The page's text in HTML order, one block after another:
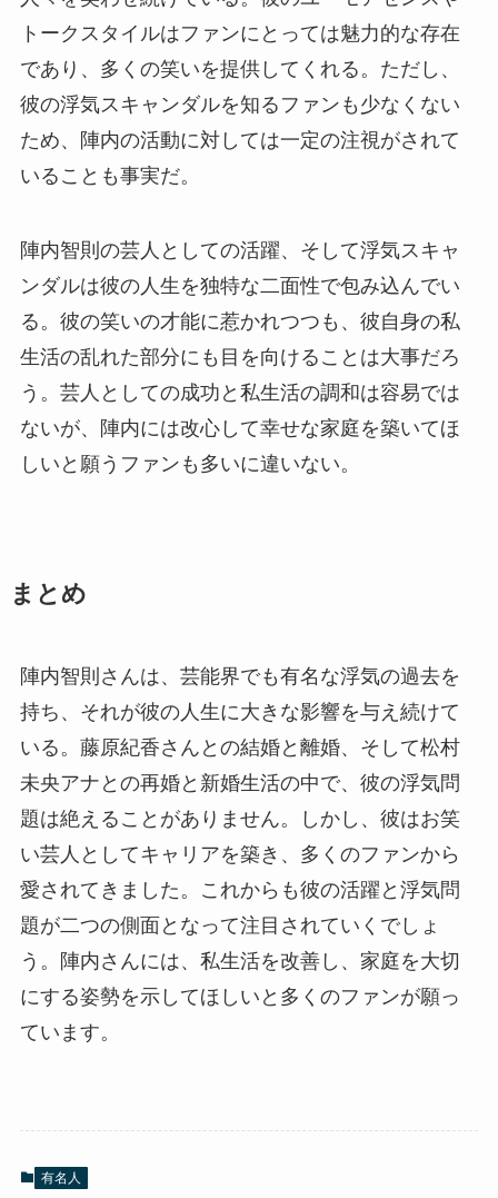
トークスタイルはファンにとっては魅力的な存在
であり、多くの笑いを提供してくれる。ただし、
彼の浮気スキャンダルを知るファンも少なくない
ため、陣内の活動に対しては一定の注視がされて
いることも事実だ。
陣内智則の芸人としての活躍、そして浮気スキャ
ンダルは彼の人生を独特な二面性で包み込んでい
る。彼の笑いの才能に惹かれつつも、彼自身の私
生活の乱れた部分にも目を向けることは大事だろ
う。芸人としての成功と私生活の調和は容易では
ないが、陣内には改心して幸せな家庭を築いてほ
しいと願うファンも多いに違いない。
まとめ
陣内智則さんは、芸能界でも有名な浮気の過去を
持ち、それが彼の人生に大きな影響を与え続けて
いる。藤原紀香さんとの結婚と離婚、そして松村
未央アナとの再婚と新婚生活の中で、彼の浮気問
題は絶えることがありません。しかし、彼はお笑
い芸人としてキャリアを築き、多くのファンから
愛されてきました。これからも彼の活躍と浮気問
題が二つの側面となって注目されていくでしょ
う。陣内さんには、私生活を改善し、家庭を大切
にする姿勢を示してほしいと多くのファンが願っ
ています。
有名人